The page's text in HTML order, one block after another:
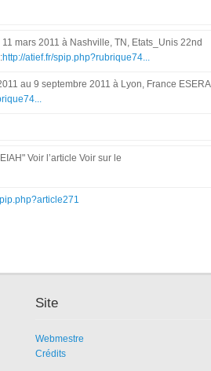
mars 2011 à Nashville, TN, Etats_Unis 22nd
http://atief.fr/spip.php?rubrique74...
au 9 septembre 2011 à Lyon, France ESERA
Voir l’article Voir sur le
Site
Webmestre
Crédits